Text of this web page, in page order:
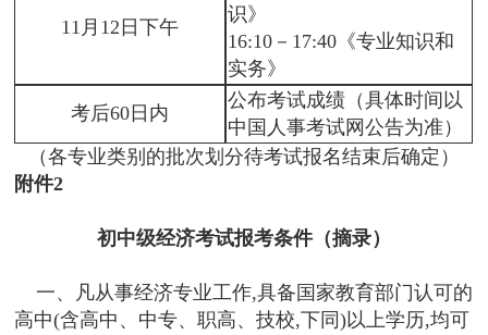
11月12日下午
识》
16:10－17:40《专业知识和
实务》
考后60日内
公布考试成绩（具体时间以
中国人事考试网公告为准）
（各专业类别的批次划分待考试报名结束后确定）
附件2
初中级经济考试报考条件（摘录）
一、凡从事经济专业工作,具备国家教育部门认可的
高中(含高中、中专、职高、技校,下同)以上学历,均可